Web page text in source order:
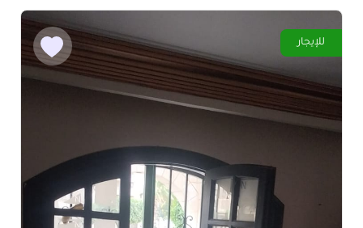
للإيجار